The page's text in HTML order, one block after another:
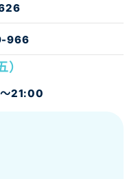
21:00
966